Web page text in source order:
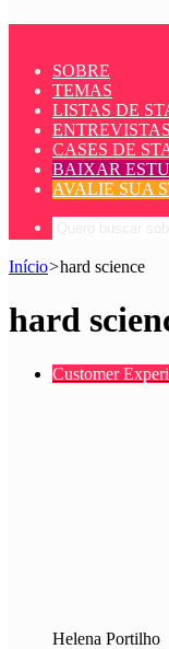
SOBRE
TEMAS
LISTAS DE
ENTREVISTAS
CASES DE
BAIXAR
AVALIE SUA
Início>hard science
hard
Customer
Helena Portilho